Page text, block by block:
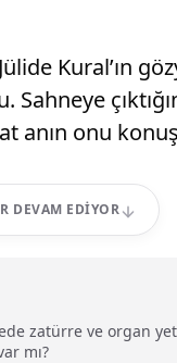
Kural’ın
Sahneye
anın onu
DEVAM EDIYOR
zatürre ve organ
mı?